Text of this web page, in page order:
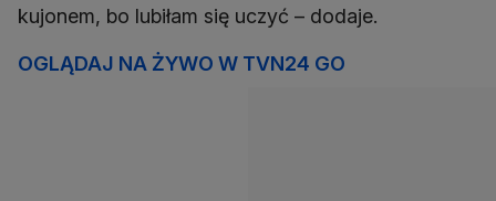
kujonem, bo lubiłam się uczyć – dodaje.
OGLĄDAJ NA ŻYWO W TVN24 GO